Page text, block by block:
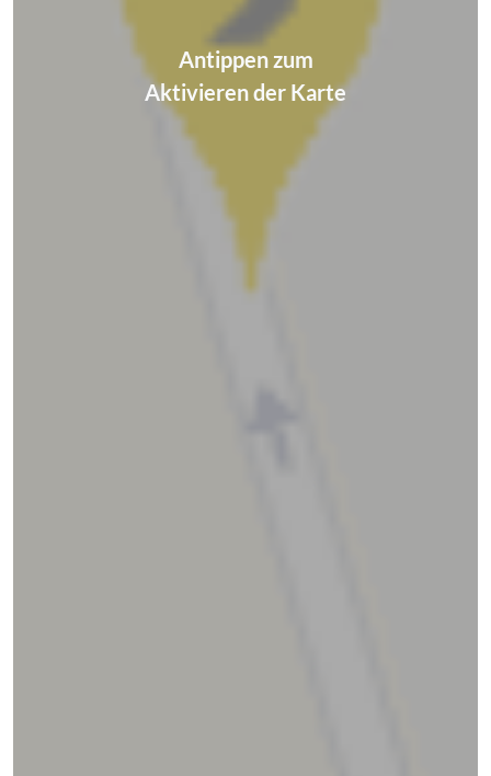
Antippen zum
Aktivieren der Karte